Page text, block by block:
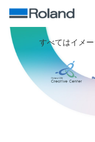
すべてはイメ